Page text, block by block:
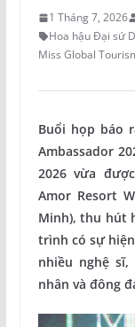
1 Tháng 7, 2026
Hoa hậu Đại sứ
Miss Global
Buổi họp báo
Ambassador
2026 vừa
Amor Resort
Minh), thu hút
trình có sự
nhiều nghệ
nhân và đông